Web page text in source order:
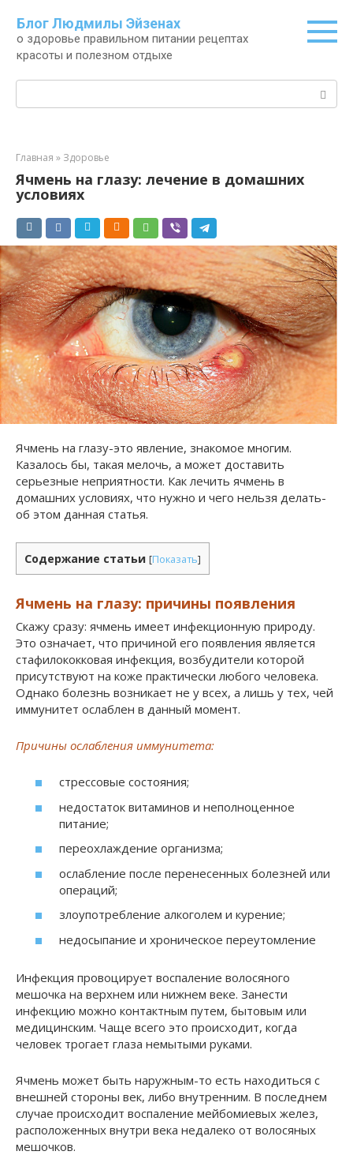
контенту
Блог Людмилы Эйзенах
о здоровье правильном питании рецептах
красоты и полезном отдыхе
Главная » Здоровье
Ячмень на глазу: лечение в домашних
условиях
Ячмень на глазу-это явление, знакомое многим.
Казалось бы, такая мелочь, а может доставить
серьезные неприятности. Как лечить ячмень в
домашних условиях, что нужно и чего нельзя делать-
об этом данная статья.
Содержание статьи [Показать]
Ячмень на глазу: причины появления
Скажу сразу: ячмень имеет инфекционную природу.
Это означает, что причиной его появления является
стафилококковая инфекция, возбудители которой
присутствуют на коже практически любого человека.
Однако болезнь возникает не у всех, а лишь у тех, чей
иммунитет ослаблен в данный момент.
Причины ослабления иммунитета:
стрессовые состояния;
недостаток витаминов и неполноценное
питание;
переохлаждение организма;
ослабление после перенесенных болезней или
операций;
злоупотребление алкоголем и курение;
недосыпание и хроническое переутомление
Инфекция провоцирует воспаление волосяного
мешочка на верхнем или нижнем веке. Занести
инфекцию можно контактным путем, бытовым или
медицинским. Чаще всего это происходит, когда
человек трогает глаза немытыми руками.
Ячмень может быть наружным-то есть находиться с
внешней стороны век, либо внутренним. В последнем
случае происходит воспаление мейбомиевых желез,
расположенных внутри века недалеко от волосяных
мешочков.